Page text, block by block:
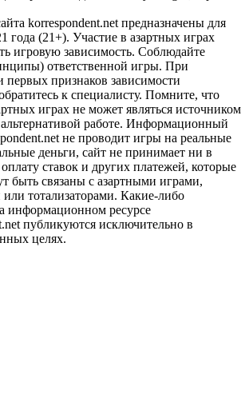
korrespondent.net предназначены для
года (21+). Участие в азартных играх
игровую зависимость. Соблюдайте
ответственной игры. При
первых признаков зависимости
к специалисту. Помните, что
играх не может являться источником
работе. Информационный
не проводит игры на реальные
деньги, сайт не принимает ни в
ставок и других платежей, которые
быть связаны с азартными играми,
тотализаторами. Какие-либо
информационном ресурсе
публикуются исключительно в
целях.